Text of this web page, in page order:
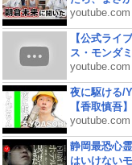
youtube.com
【公式ライ
ス・モンダ
youtube.com
夜に駆ける/
【香取慎吾】
youtube.com
静岡最恐心
はいけない